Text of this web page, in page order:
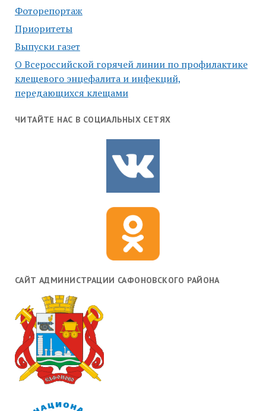
Фоторепортаж
Приоритеты
Выпуски газет
О Всероссийской горячей линии по профилактике
клещевого энцефалита и инфекций,
передающихся клещами
ЧИТАЙТЕ НАС В СОЦИАЛЬНЫХ СЕТЯХ
САЙТ АДМИНИСТРАЦИИ САФОНОВСКОГО РАЙОНА